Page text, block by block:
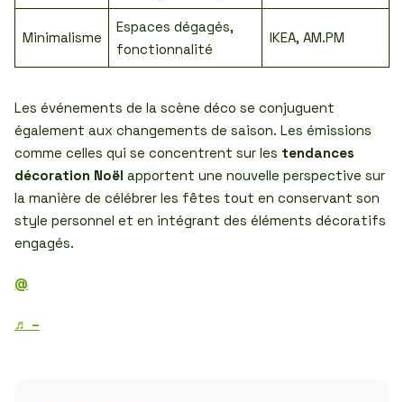
Minimalisme
Espaces dégagés,
fonctionnalité
IKEA, AM.PM
Les événements de la scène déco se conjuguent
également aux changements de saison. Les émissions
comme celles qui se concentrent sur les tendances
décoration Noël apportent une nouvelle perspective sur
la manière de célébrer les fêtes tout en conservant son
style personnel et en intégrant des éléments décoratifs
engagés.
@
♬ –